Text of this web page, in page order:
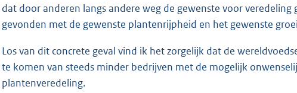
dat door anderen langs andere weg de gewenste voor
gevonden met de gewenste plantenrijpheid en het gewenste
Los van dit concrete geval vind ik het zorgelijk dat de
te komen van steeds minder bedrijven met de mogelijk
plantenveredeling.